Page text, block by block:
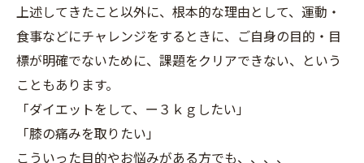
上述してきたこと以外に、根本的な理由として、運動・
食事などにチャレンジをするときに、ご自身の目的・目
標が明確でないために、課題をクリアできない、という
こともあります。
「ダイエットをして、ー３ｋｇしたい」
「膝の痛みを取りたい」
こういった目的やお悩みがある方でも、、、、